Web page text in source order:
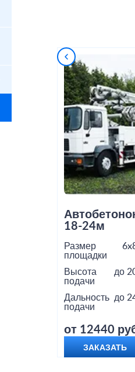
18-24м
Размер
площадки
Высота
подачи
до
Дальность
подачи
до
от 12440
ЗАКАЗАТЬ